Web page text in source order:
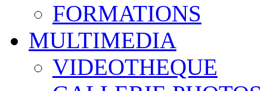
FORMATIONS
MULTIMEDIA
VIDEOTHEQUE